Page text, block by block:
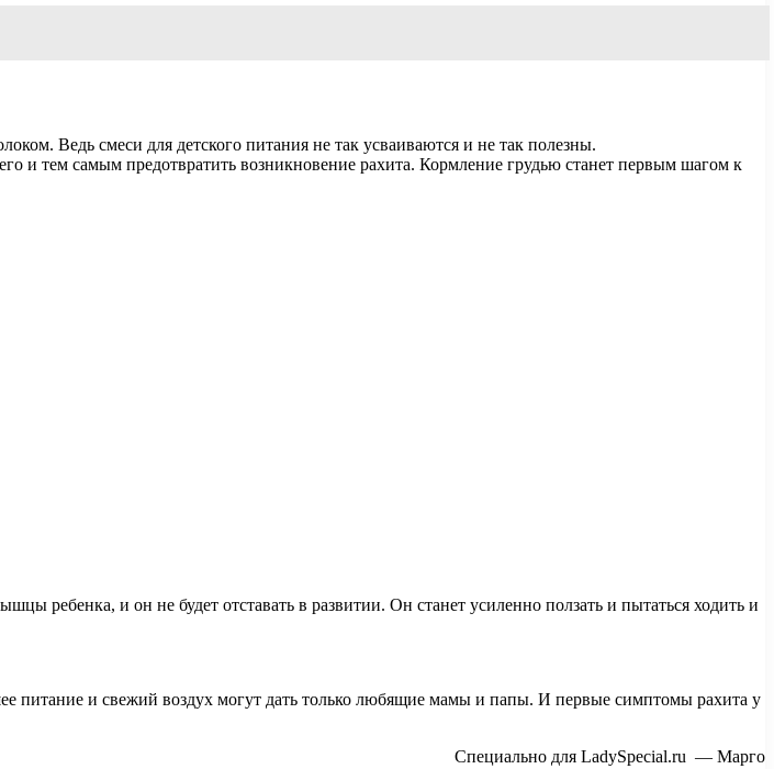
Ведь смеси для детского питания не так усваиваются и не так полезны.
и тем самым предотвратить возникновение рахита. Кормление грудью станет первым шагом к
ребенка, и он не будет отставать в развитии. Он станет усиленно ползать и пытаться ходить и
питание и свежий воздух могут дать только любящие мамы и папы. И первые симптомы рахита у
Специально для LadySpecial.ru — Марго